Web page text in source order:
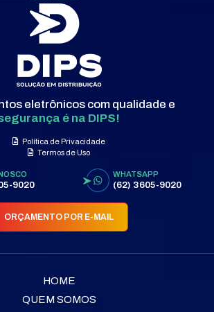
eletrônicos com qualidade e
é na DIPS!
Política de Privacidade
Termos de Uso
9020
WHATSAPP
(62) 3605-9020
ORÇAMENTO POR E-MAIL
HOME
QUEM SOMOS